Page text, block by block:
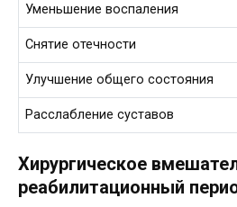
Уменьшение воспаления
Снятие отечности
Улучшение общего состояния
Расслабление суставов
Хирургическое
реабилитационный